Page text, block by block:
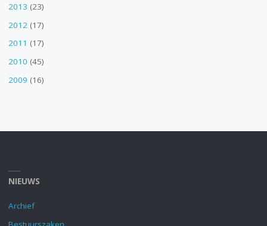
2013 (23)
2012(17)
2011 (17)
2010 (45)
2009 (16)
NIEUWS
Archief